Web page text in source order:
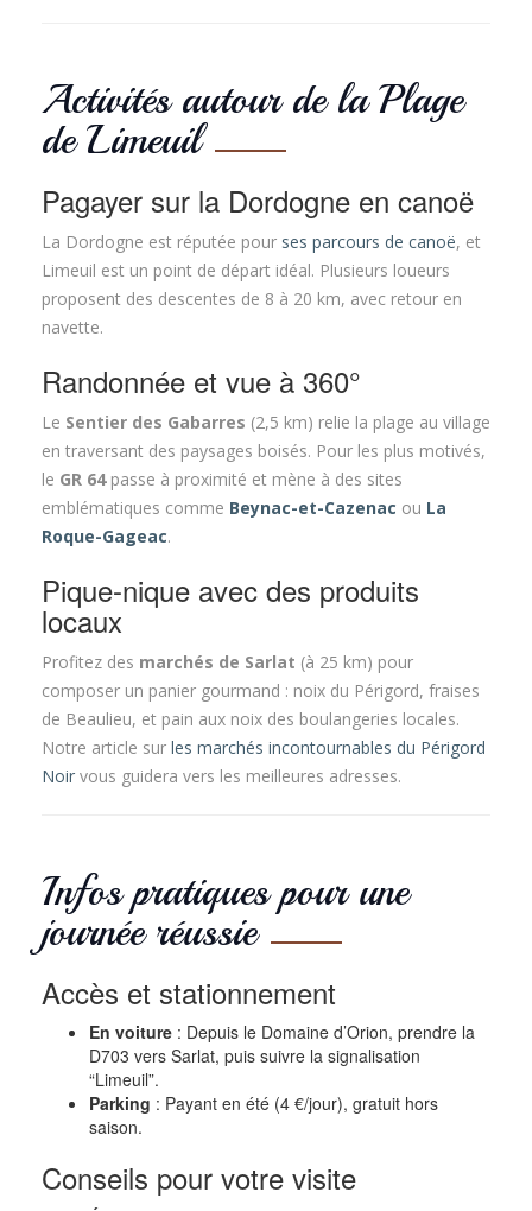
Activités autour de la Plage
de Limeuil
Pagayer sur la Dordogne en canoë
La Dordogne est réputée pour ses parcours de canoë, et
Limeuil est un point de départ idéal. Plusieurs loueurs
proposent des descentes de 8 à 20 km, avec retour en
navette.
Randonnée et vue à 360°
Le Sentier des Gabarres (2,5 km) relie la plage au village
en traversant des paysages boisés. Pour les plus motivés,
le GR 64passe à proximité et mène à des sites
emblématiques comme Beynac-et-Cazenac ou La
Roque-Gageac.
Pique-nique avec des produits
locaux
Profitez des marchés de Sarlat (à 25 km) pour
composer un panier gourmand : noix du Périgord, fraises
de Beaulieu, et pain aux noix des boulangeries locales.
Notre article sur les marchés incontournables du Périgord
Noir vous guidera vers les meilleures adresses.
Infos pratiques pour une
journée réussie
Accès et stationnement
En voiture : Depuis le Domaine d’Orion, prendre la
D703 vers Sarlat, puis suivre la signalisation
“Limeuil”.
Parking : Payant en été (4 €/jour), gratuit hors
saison.
Conseils pour votre visite